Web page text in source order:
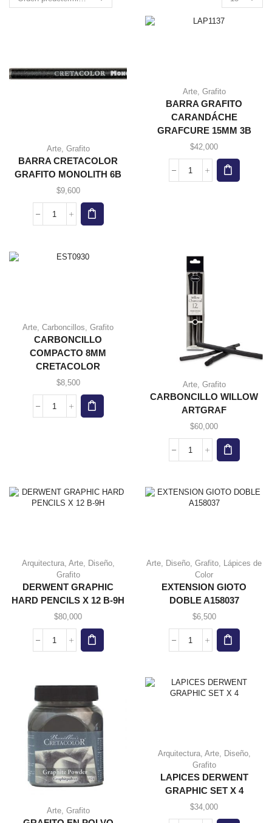
per
page
Arte, Grafito
BARRA CRETACOLOR
GRAFITO MONOLITH 6B
$9,600
BARRA
MONOLITH
Arte, Grafito
BARRA GRAFITO
CARANDÁCHE
GRAFCURE 15MM 3B
$42,000
BARRA
Arte, Carboncillos, Grafito
CARBONCILLO
COMPACTO 8MM
CRETACOLOR
$8,500
CARBONCILLO
Arte, Grafito
CARBONCILLO WILLOW
ARTGRAF
$60,000
CARBONCILLO
cantidad
Arquitectura, Arte, Diseño,
Grafito
DERWENT GRAPHIC
HARD PENCILS X 12 B-9H
$80,000
DERWENT
12
B-
cantidad
Arte, Diseño, Grafito, Lápices de
Color
EXTENSION GIOTO
DOBLE A158037
$6,500
EXTENSION
A158037
cantidad
Arte, Grafito
Arquitectura, Arte, Diseño,
Grafito
LAPICES DERWENT
GRAPHIC SET X 4
$34,000